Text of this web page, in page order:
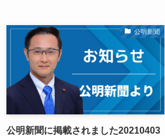
公明新聞
公明新聞に掲載されました20210403